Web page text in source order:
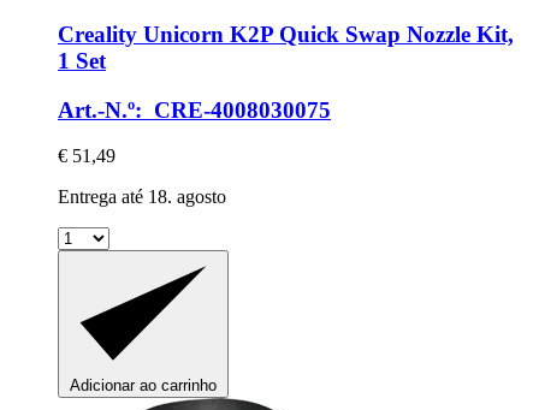
Creality Unicorn K2P Quick Swap Nozzle Kit,
1 Set
Art.-N.º: CRE-4008030075
€ 51,49
Entrega até 18. agosto
Adicionar ao carrinho